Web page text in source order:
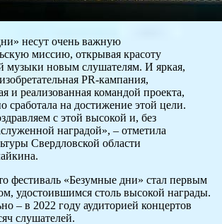
несут очень важную
миссию, открывая красоту
музыки новым слушателям. И яркая,
PR-кампания,
и реализованная командой проекта,
сработала на достижение этой цели.
с этой высокой и, без
наградой», – отметила
Свердловской области
фестиваль «Безумные дни» стал первым
удостоившимся столь высокой награды.
– в 2022 году аудиторией концертов
слушателей.